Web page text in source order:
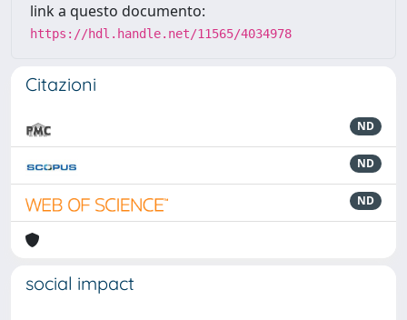
link a questo documento:
https://hdl.handle.net/11565/4034978
Citazioni
ND
ND
ND
social impact